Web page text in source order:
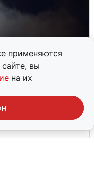
применяются
вы
на их
сигнала